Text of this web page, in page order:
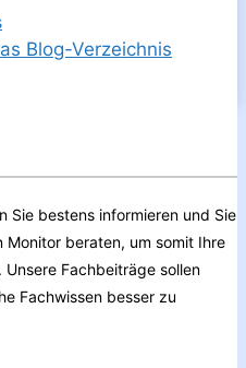
Sie bestens informieren und Sie
beraten, um somit Ihre
Fachbeiträge sollen
Fachwissen besser zu